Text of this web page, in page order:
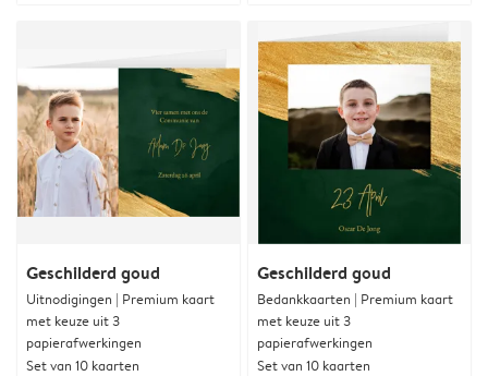
Geschilderd goud
Uitnodigingen | Premium kaart
met keuze uit 3
papierafwerkingen
Set van 10 kaarten
Geschilderd goud
Bedankkaarten | Premium kaart
met keuze uit 3
papierafwerkingen
Set van 10 kaarten